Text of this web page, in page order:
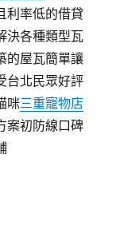
利率低的借貸
決各種類型瓦
的屋瓦簡單讓
台北民眾好評
咪三重寵物店
案初防線口碑